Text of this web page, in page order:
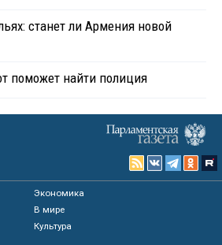
станет ли Армения новой
поможет найти полиция
Экономика
В мире
Культура